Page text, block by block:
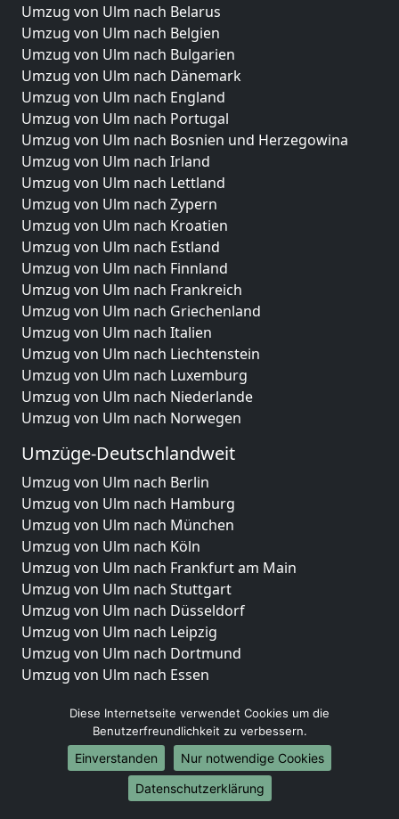
Umzug von Ulm nach Belarus
Umzug von Ulm nach Belgien
Umzug von Ulm nach Bulgarien
Umzug von Ulm nach Dänemark
Umzug von Ulm nach England
Umzug von Ulm nach Portugal
Umzug von Ulm nach Bosnien und Herzegowina
Umzug von Ulm nach Irland
Umzug von Ulm nach Lettland
Umzug von Ulm nach Zypern
Umzug von Ulm nach Kroatien
Umzug von Ulm nach Estland
Umzug von Ulm nach Finnland
Umzug von Ulm nach Frankreich
Umzug von Ulm nach Griechenland
Umzug von Ulm nach Italien
Umzug von Ulm nach Liechtenstein
Umzug von Ulm nach Luxemburg
Umzug von Ulm nach Niederlande
Umzug von Ulm nach Norwegen
Umzüge-Deutschlandweit
Umzug von Ulm nach Berlin
Umzug von Ulm nach Hamburg
Umzug von Ulm nach München
Umzug von Ulm nach Köln
Umzug von Ulm nach Frankfurt am Main
Umzug von Ulm nach Stuttgart
Umzug von Ulm nach Düsseldorf
Umzug von Ulm nach Leipzig
Umzug von Ulm nach Dortmund
Umzug von Ulm nach Essen
Umzug von Ulm nach Dresden
Umzug von Ulm nach Hannover
Umzug von Ulm nach Nürnberg
Umzug von Ulm nach Duisburg
Umzug von Ulm nach Bochum
Diese Internetseite verwendet Cookies um die
Benutzerfreundlichkeit zu verbessern.
Einverstanden
Nur notwendige Cookies
Datenschutzerklärung